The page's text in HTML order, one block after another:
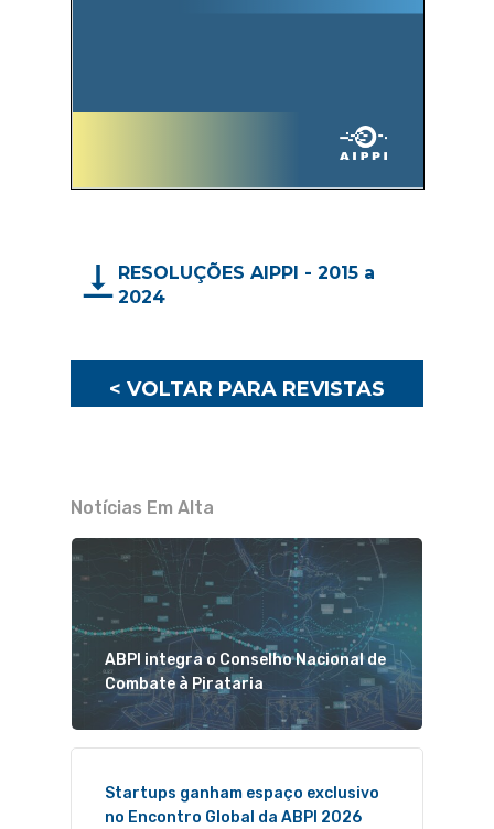
RESOLUÇÕES AIPPI - 2015 a
2024
< VOLTAR PARA REVISTAS
Notícias Em Alta
ABPI integra o Conselho Nacional de
Combate à Pirataria
Startups ganham espaço exclusivo
no Encontro Global da ABPI 2026